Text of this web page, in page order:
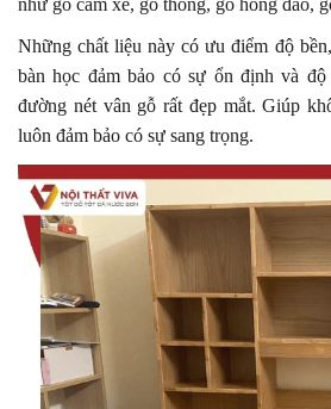
Những chất liệu này có ưu điểm độ
bàn học đảm bảo có sự ổn định và độ
đường nét vân gỗ rất đẹp mắt. Giúp
luôn đảm bảo có sự sang trọng.